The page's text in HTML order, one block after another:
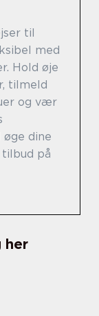
til
med
Hold øje
tilmeld
og vær
øge dine
på
her